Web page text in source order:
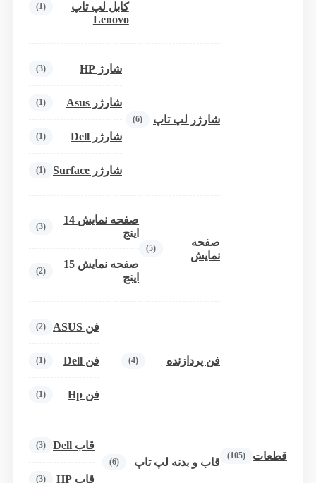
قطعات (105)
کابل لپ تاپ
Lenovo
(1)
شارژر لپ تاپ (6)
شارژ HP (3)
شارژر Asus (1)
شارژر Dell (1)
شارژر Surface (1)
صفحه
نمایش
(5)
صفحه نمایش 14
اینج
(3)
صفحه نمایش 15
اینج
(2)
فن پردازنده (4)
فن ASUS (2)
فن Dell (1)
فن Hp (1)
قاب و بدنه لپ تاپ (6)
قاب Dell (3)
قاب HP (3)